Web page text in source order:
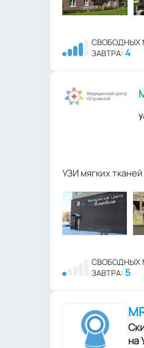
СВОБОДНЫХ
ЗАВТРА: 4
УЗИ мягких тканей
СВОБОДНЫХ
ЗАВТРА: 5
на